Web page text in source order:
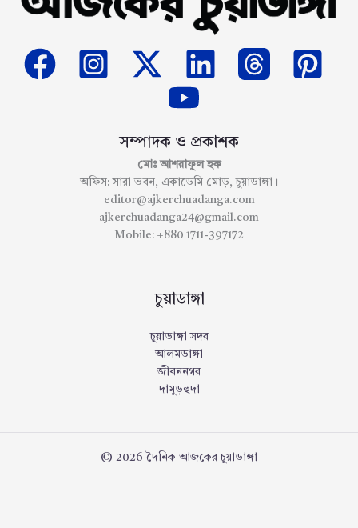
সম্পাদক ও প্রকাশক
মোঃ আশরাফুল হক
অফিস: সারা ভবন, একাডেমি মোড়, চুয়াডাঙ্গা।
editor@ajkerchuadanga.com
ajkerchuadanga24@gmail.com
Mobile: +880 1711-397172
চুয়াডাঙ্গা
চুয়াডাঙ্গা সদর
আলমডাঙ্গা
জীবননগর
দামুড়হুদা
© 2026 দৈনিক আজকের চুয়াডাঙ্গা